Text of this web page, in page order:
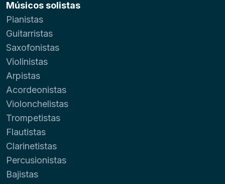
Músicos solistas
Pianistas
Guitarristas
Saxofonistas
Violinistas
Arpistas
Acordeonistas
Violonchelistas
Trompetistas
Flautistas
Clarinetistas
Percusionistas
Bajistas